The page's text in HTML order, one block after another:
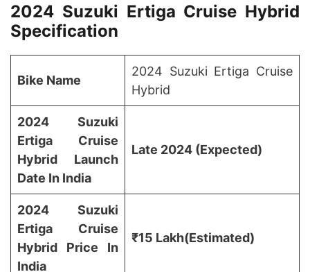
2024 Suzuki Ertiga Cruise Hybrid
Specification
Bike Name
2024 Suzuki Ertiga Cruise
Hybrid
2024 Suzuki
Ertiga Cruise
Hybrid Launch
Date In India
Late 2024 (Expected)
2024 Suzuki
Ertiga Cruise
Hybrid Price In
India
₹15 Lakh(Estimated)